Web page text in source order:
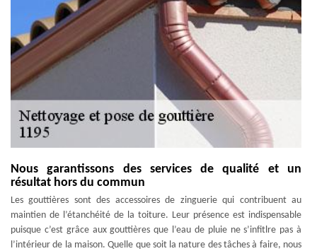
Nous garantissons des services de qualité et un
résultat hors du commun
Les gouttières sont des accessoires de zinguerie qui contribuent au
maintien de l’étanchéité de la toiture. Leur présence est indispensable
puisque c’est grâce aux gouttières que l’eau de pluie ne s’infitlre pas à
l’intérieur de la maison. Quelle que soit la nature des tâches à faire, nous